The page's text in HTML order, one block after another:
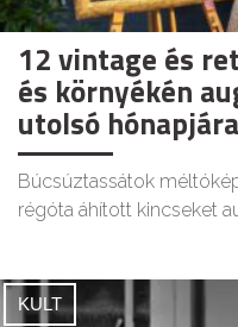
12 vintage és
és környékén
utolsó hónapjára
Búcsúztassátok
régóta áhított kincseket
KULT